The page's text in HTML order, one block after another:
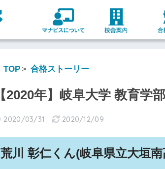
TOP 合格ストーリー
【2020年】岐阜大学 教育学
2020/03/31 2020/12/09
荒川 彰仁くん(岐阜県立大垣